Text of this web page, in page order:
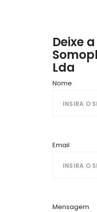
Deixe
Lda
Nome
Email
Mensagem